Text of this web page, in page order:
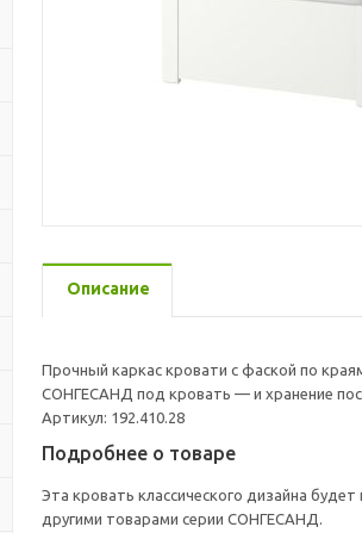
Описание
Прочный каркас кровати с фаской по
СОНГЕСАНД под кровать — и хранение
Артикул: 192.410.28
Подробнее о товаре
Эта кровать классического дизайна
другими товарами серии СОНГЕСАНД.